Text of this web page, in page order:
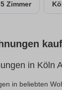
5 Zimmer
in Köln
in beliebten